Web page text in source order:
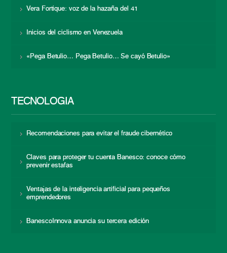
Vera Fortique: voz de la hazaña del 41
Inicios del ciclismo en Venezuela
«Pega Betulio… Pega Betulio… Se cayó Betulio»
TECNOLOGÍA
Recomendaciones para evitar el fraude cibernético
Claves para proteger tu cuenta Banesco: conoce cómo
prevenir estafas
Ventajas de la inteligencia artificial para pequeños
emprendedores
BanescoInnova anuncia su tercera edición